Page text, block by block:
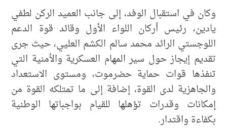
وكان في استقبال الوفد، إلى جانب العميد الركن لطفي
يادين، رئيس أركان اللواء الأول وقائد قوة الدعم
اللوجستي الرائد محمد سالم الكشم العليي، حيث جرى
تقديم إيجاز حول سير المهام العسكرية والأمنية التي
تنفذها قوات حماية حضرموت، ومستوى الاستعداد
والجاهزية لدى القوة، إضافة إلى ما تمتلكه القوة من
إمكانات وقدرات تؤهلها للقيام بواجباتها الوطنية
بكفاءة واقتدار.